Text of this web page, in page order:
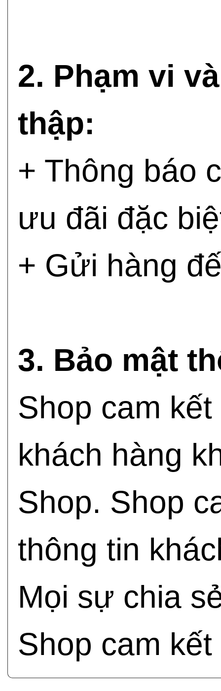
2. Phạm vi
thập:
+ Thông báo
ưu đãi đặc
+ Gửi hàng
3. Bảo mật
Shop cam
khách hàng
Shop. Shop
thông tin
Mọi sự chia
Shop cam